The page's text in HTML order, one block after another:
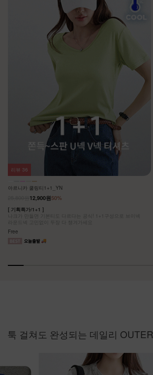
아르니카 쿨링티1+1_YN
50%
12,900원
[ 기획특가/1+1 ]
나크가 만들면 기본티도 다르다는 공식! 1+1구성으로 브이넥
라운드넥 고민없이 두장 다 챙겨가세요
Free
리뷰 36
툭 걸쳐도 완성되는 데일리 OUTER